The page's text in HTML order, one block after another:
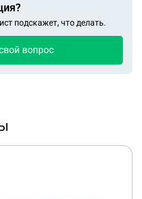
подскажет, что делать.
вопрос